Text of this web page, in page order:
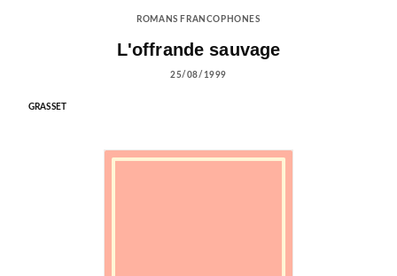
ROMANS FRANCOPHONES
L'offrande sauvage
25/08/1999
GRASSET